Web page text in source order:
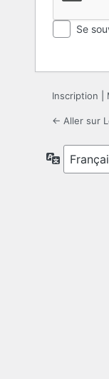
Se
Inscription
← Aller sur
Langue